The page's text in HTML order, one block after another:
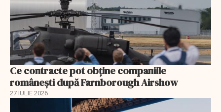
Ce contracte pot obține companiile
românești după Farnborough Airshow
27 IULIE 2026